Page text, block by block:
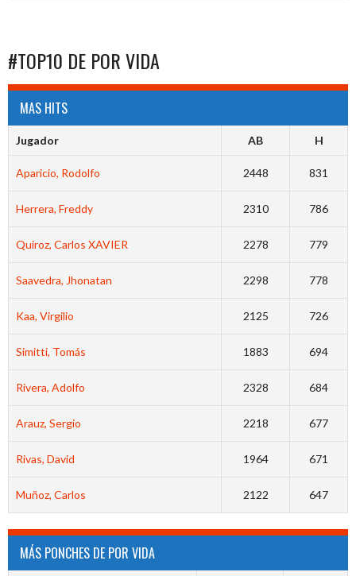
#TOP10 DE POR VIDA
MAS HITS
Jugador AB H
Aparicio, Rodolfo 2448 831
Herrera, Freddy 2310 786
Quiroz, Carlos XAVIER 2278 779
Saavedra, Jhonatan 2298 778
Kaa, Virgilio 2125 726
Simitti, Tomás 1883 694
Rivera, Adolfo 2328 684
Arauz, Sergio 2218 677
Rivas, David 1964 671
Muñoz, Carlos 2122 647
MÁS PONCHES DE POR VIDA